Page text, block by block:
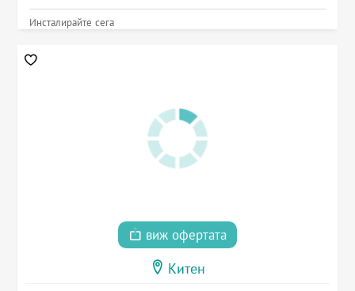
Инсталирайте сега
виж офертата
Китен